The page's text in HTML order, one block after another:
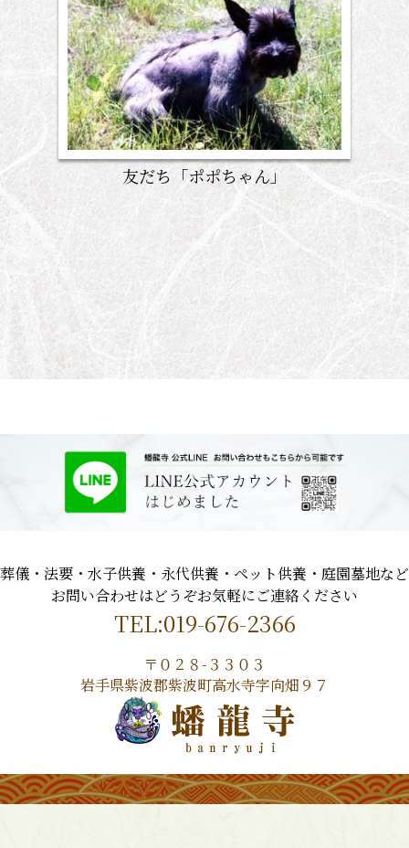
友だち「ポポちゃん」
葬儀・法要・水子供養・永代供養・ペット供養・庭園墓地など
お問い合わせはどうぞお気軽にご連絡ください
019-676-2366
〒０２８-３３０３
岩手県紫波郡紫波町高水寺字向畑９７